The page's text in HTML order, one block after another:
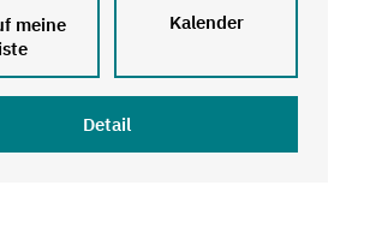
meine
Kalender
Detail